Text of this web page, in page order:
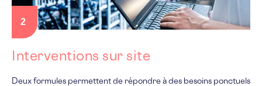
2
Interventions sur site
Deux formules permettent de répondre à des besoins ponctuels